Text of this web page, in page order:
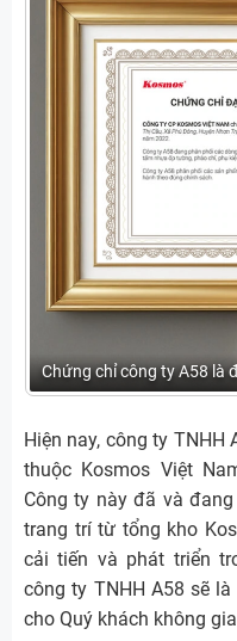
Chứng chỉ công ty A58 là
Hiện nay, công ty
thuộc Kosmos Việt
Công ty này đã và
trang trí từ tổng kho
cải tiến và phát triển
công ty TNHH A58 sẽ
cho Quý khách không